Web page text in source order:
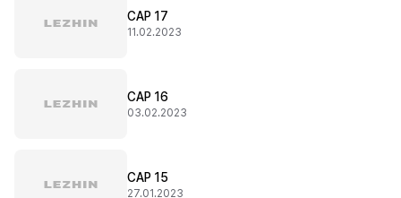
CAP 17
11.02.2023
CAP 16
03.02.2023
CAP 15
27.01.2023